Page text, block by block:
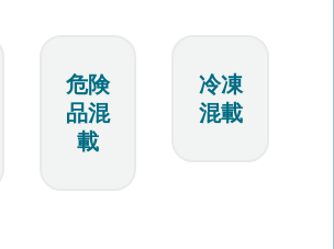
危険
品混
載
冷凍
混載